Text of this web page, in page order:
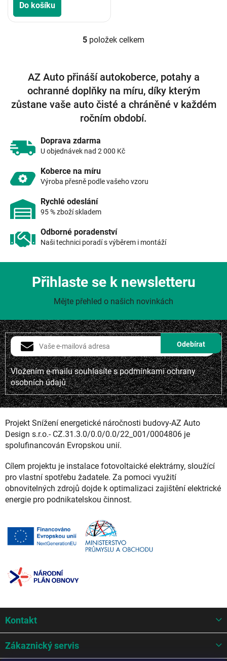
Do košíku
O
á
d
a
c
p
k
ý
5 položek celkem
AZ Auto přináší autokoberce, potahy a
ochranné doplňky na míru, díky kterým
zůstane vaše auto čisté a chráněné v každém
ročním období.
Doprava zdarma
U objednávek nad 2 000 Kč
Koberce na míru
Výroba přesně podle vašeho vzoru
Rychlé odeslání
95 % zboží skladem
Odborné poradenství
Naši technici poradí s výběrem i montáží
Vložením e-mailu souhlasíte spodmínkami ochrany
osobních údajů
Přihlaste se k newsletteru
Mějte přehled o našich novinkách
Projekt Snížení energetické náročnosti budovy-AZ Auto
Design s.r.o.- CZ.31.3.0/0.0/0.0/22_001/0004806 je
spolufinancován Evropskou unií.
Cílem projektu je instalace fotovoltaické elektrárny, sloužící
pro vlastní spotřebu žadatele. Za pomoci využití
obnovitelných zdrojů dojde k optimalizaci zajištění elektrické
energie pro podnikatelskou činnost.
p
t
Kontakt
Zákaznický servis